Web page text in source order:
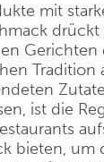
mit
Gerichten
Tradition
ist die
bieten, um